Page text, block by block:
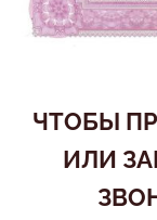
ЧТОБЫ
ИЛИ